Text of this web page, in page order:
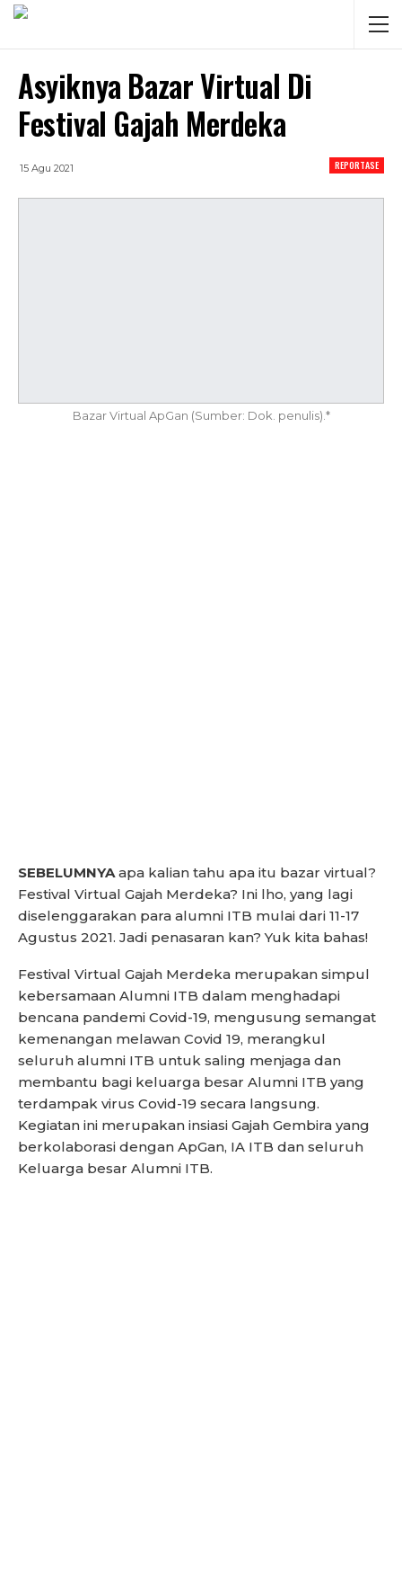
Asyiknya Bazar Virtual Di
Festival Gajah Merdeka
REPORTASE
15 Agu 2021
Bazar Virtual ApGan (Sumber: Dok. penulis).*
SEBELUMNYAapa kalian tahu apa itu bazar virtual?
Festival Virtual Gajah Merdeka? Ini lho, yang lagi
diselenggarakan para alumni ITB mulai dari 11-17
Agustus 2021. Jadi penasaran kan? Yuk kita bahas!
Festival Virtual Gajah Merdeka merupakan simpul
kebersamaan Alumni ITB dalam menghadapi
bencana pandemi Covid-19, mengusung semangat
kemenangan melawan Covid 19, merangkul
seluruh alumni ITB untuk saling menjaga dan
membantu bagi keluarga besar Alumni ITB yang
terdampak virus Covid-19 secara langsung.
Kegiatan ini merupakan insiasi Gajah Gembira yang
berkolaborasi dengan ApGan, IA ITB dan seluruh
Keluarga besar Alumni ITB.